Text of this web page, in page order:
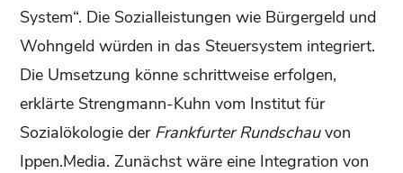
System“. Die Sozialleistungen wie Bürgergeld und
Wohngeld würden in das Steuersystem integriert.
Die Umsetzung könne schrittweise erfolgen,
erklärte Strengmann-Kuhn vom Institut für
Sozialökologie der Frankfurter Rundschauvon
Ippen.Media. Zunächst wäre eine Integration von